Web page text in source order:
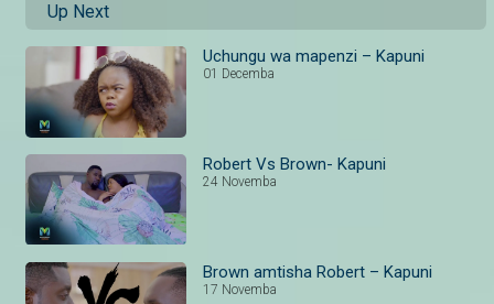
Up Next
Uchungu wa mapenzi – Kapuni
01 Decemba
Robert Vs Brown- Kapuni
24 Novemba
Brown amtisha Robert – Kapuni
17 Novemba